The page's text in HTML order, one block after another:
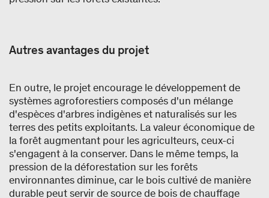
Autres avantages du projet
En outre, le projet encourage le développement de
systèmes agroforestiers composés d'un mélange
d'espèces d'arbres indigènes et naturalisés sur les
terres des petits exploitants. La valeur économique de
la forêt augmentant pour les agriculteurs, ceux-ci
s'engagent à la conserver. Dans le même temps, la
pression de la déforestation sur les forêts
environnantes diminue, car le bois cultivé de manière
durable peut servir de source de bois de chauffage